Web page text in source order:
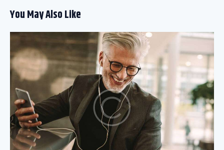
You May Also Like